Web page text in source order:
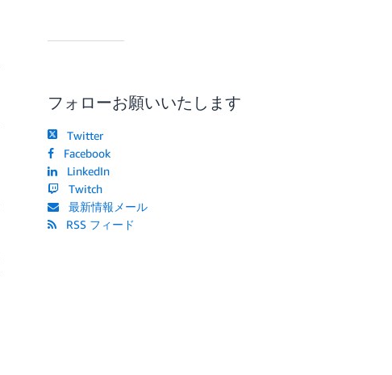
フォローお願いいたします
Twitter
Facebook
LinkedIn
Twitch
最新情報メール
RSS フィード